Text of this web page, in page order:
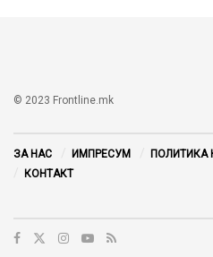
© 2023 Frontline.mk
ЗА НАС ИМПРЕСУМ ПОЛИТИКА
КОНТАКТ